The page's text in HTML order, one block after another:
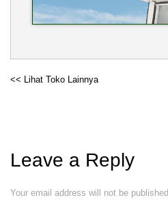
<< Lihat Toko Lainnya
Leave a Reply
Your email address will not be published.